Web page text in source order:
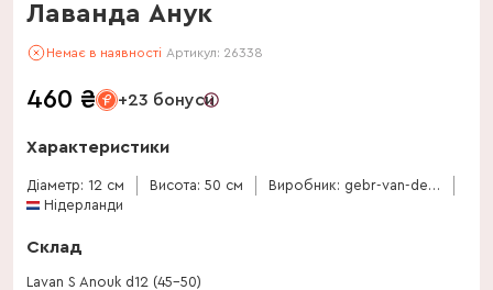
Лаванда Анук
Немає в наявності Артикул: 26338
460 ₴ +23 бонуси
Характеристики
Діаметр: 12 см Висота: 50 см
Виробник: gebr-van-der-salm
Нідерланди
Склад
Lavan S Anouk d12 (45-50)